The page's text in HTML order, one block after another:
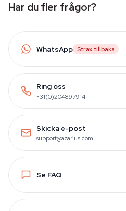
Har du fler frågor?
WhatsApp Strax tillbaka
Ring oss
+31(0)204897914
Skicka e-post
support@azarius.com
Se FAQ